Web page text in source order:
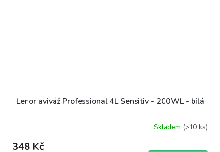
Lenor aviváž Professional 4L Sensitiv - 200WL - bílá
Skladem (>10 ks)
348 Kč